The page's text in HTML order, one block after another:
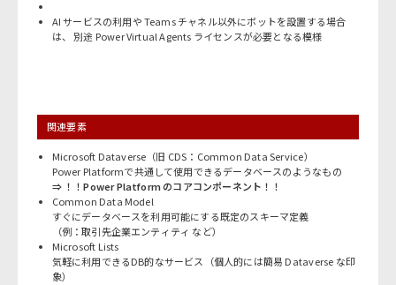
AI サービスの利用や Teams チャネル以外にボットを設置する場合
は、 別途 Power Virtual Agents ライセンスが必要となる模様
関連要素
Microsoft Dataverse（旧 CDS：Common Data Service）
Power Platformで共通して使用できるデータベースのようなもの
⇒ ！！Power Platform のコアコンポーネント！！
Common Data Model
すぐにデータベースを利用可能にする既定のスキーマ定義
（例：取引先企業エンティティ など）
Microsoft Lists
気軽に利用できるDB的なサービス（個人的には簡易 Dataverse な印
象）